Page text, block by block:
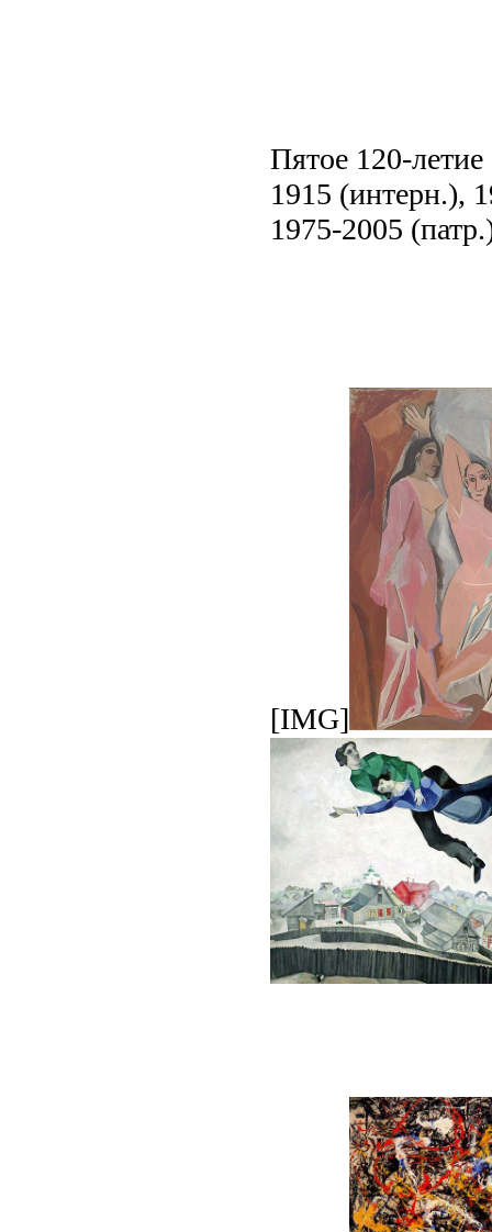
Пятое 120-летие
1915 (интерн.),
1975-2005
[IMG]